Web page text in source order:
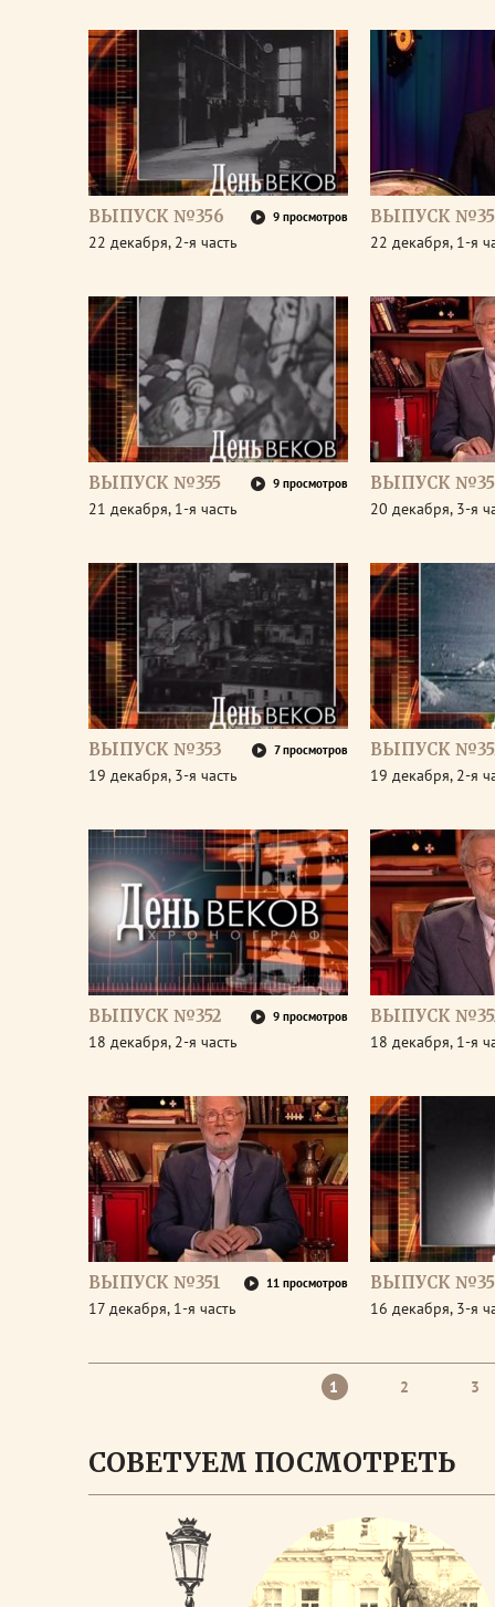
ВЫПУСК №356 9 просмотров
22 декабря, 2-я часть
ВЫПУСК
22 декабря, 1-я
ВЫПУСК №355 9 просмотров
21 декабря, 1-я часть
ВЫПУСК
20 декабря, 3-я
ВЫПУСК №353 7 просмотров
19 декабря, 3-я часть
ВЫПУСК
19 декабря, 2-я
ВЫПУСК №352 9 просмотров
18 декабря, 2-я часть
ВЫПУСК
18 декабря, 1-я
ВЫПУСК №351 11 просмотров
17 декабря, 1-я часть
ВЫПУСК
16 декабря, 3-я
1 2 3
СОВЕТУЕМ ПОСМОТРЕТЬ